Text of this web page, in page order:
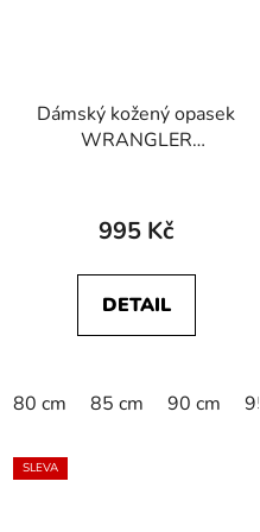
Dámský kožený opasek
WRANGLER
995 Kč
DETAIL
80 cm 85 cm 90 cm
SLEVA